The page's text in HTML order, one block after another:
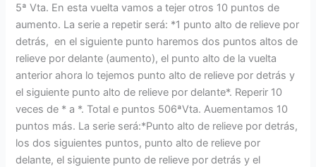
5ª Vta. En esta vuelta vamos a tejer otros 10 puntos de
aumento. La serie a repetir será: *1 punto alto de relieve por
detrás, en el siguiente punto haremos dos puntos altos de
relieve por delante (aumento), el punto alto de la vuelta
anterior ahora lo tejemos punto alto de relieve por detrás y
el siguiente punto alto de relieve por delante*. Reperir 10
veces de * a *. Total e puntos 506ªVta. Auementamos 10
puntos más. La serie será:*Punto alto de relieve por detrás,
los dos siguientes puntos, punto alto de relieve por
delante, el siguiente punto de relieve por detrás y el